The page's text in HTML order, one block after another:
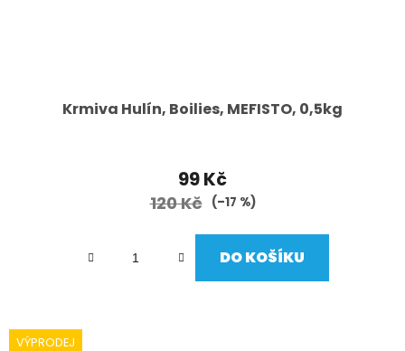
Krmiva Hulín, Boilies, MEFISTO, 0,5kg
99 Kč
120 Kč (–17 %)
DO KOŠÍKU
VÝPRODEJ